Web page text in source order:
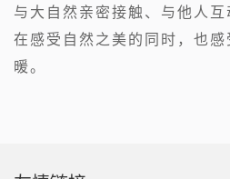
与大自然亲密接触、与他人
在感受自然之美的同时，也
暖。